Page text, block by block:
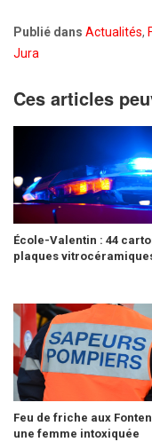
Publié dans Actualités,
Jura
Ces articles
École-Valentin : 44
plaques
Feu de friche aux
une femme intoxiquée